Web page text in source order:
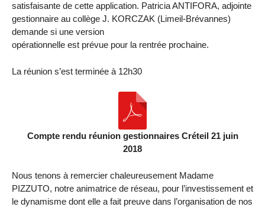
satisfaisante de cette application. Patricia ANTIFORA, adjointe
gestionnaire au collège J. KORCZAK (Limeil-Brévannes)
demande si une version
opérationnelle est prévue pour la rentrée prochaine.
La réunion s’est terminée à 12h30
Compte rendu réunion gestionnaires Créteil 21 juin
2018
Nous tenons à remercier chaleureusement Madame
PIZZUTO, notre animatrice de réseau, pour l’investissement et
le dynamisme dont elle a fait preuve dans l’organisation de nos